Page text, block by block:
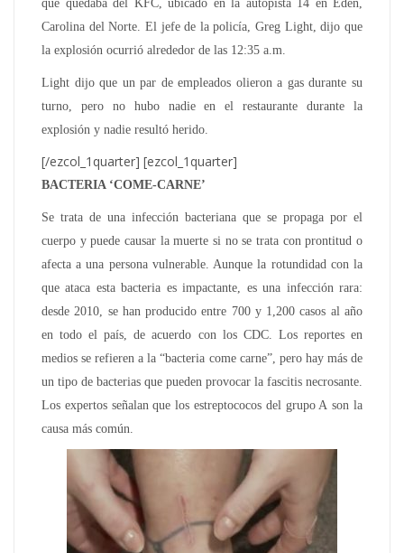
que quedaba del KFC, ubicado en la autopista 14 en Eden,
Carolina del Norte. El jefe de la policía, Greg Light, dijo que
la explosión ocurrió alrededor de las 12:35 a.m.
Light dijo que un par de empleados olieron a gas durante su
turno, pero no hubo nadie en el restaurante durante la
explosión y nadie resultó herido.
[/ezcol_1quarter] [ezcol_1quarter]
BACTERIA ‘COME-CARNE’
Se trata de una infección bacteriana que se propaga por el
cuerpo y puede causar la muerte si no se trata con prontitud o
afecta a una persona vulnerable. Aunque la rotundidad con la
que ataca esta bacteria es impactante, es una infección rara:
desde 2010, se han producido entre 700 y 1,200 casos al año
en todo el país, de acuerdo con los CDC. Los reportes en
medios se refieren a la “bacteria come carne”, pero hay más de
un tipo de bacterias que pueden provocar la fascitis necrosante.
Los expertos señalan que los estreptococos del grupo A son la
causa más común.